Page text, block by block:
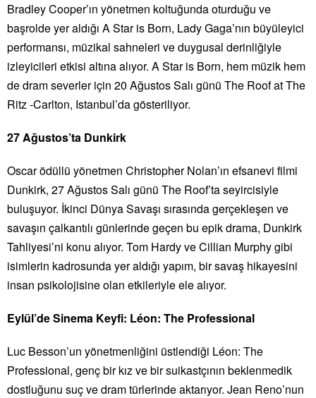
Bradley Cooper’ın yönetmen koltuğunda oturduğu ve
başrolde yer aldığı A Star is Born, Lady Gaga’nın büyüleyici
performansı, müzikal sahneleri ve duygusal derinliğiyle
izleyicileri etkisi altına alıyor. A Star is Born, hem müzik hem
de dram severler için 20 Ağustos Salı günü The Roof at The
Ritz -Carlton, Istanbul’da gösteriliyor.
27 Ağustos’ta Dunkirk
Oscar ödüllü yönetmen Christopher Nolan’ın efsanevi filmi
Dunkirk, 27 Ağustos Salı günü The Roof’ta seyircisiyle
buluşuyor. İkinci Dünya Savaşı sırasında gerçekleşen ve
savaşın çalkantılı günlerinde geçen bu epik drama, Dunkirk
Tahliyesi’ni konu alıyor. Tom Hardy ve Cillian Murphy gibi
isimlerin kadrosunda yer aldığı yapım, bir savaş hikayesini
insan psikolojisine olan etkileriyle ele alıyor.
Eylül’de Sinema Keyfi: Léon: The Professional
Luc Besson’un yönetmenliğini üstlendiği Léon: The
Professional, genç bir kız ve bir suikastçının beklenmedik
dostluğunu suç ve dram türlerinde aktarıyor. Jean Reno’nun